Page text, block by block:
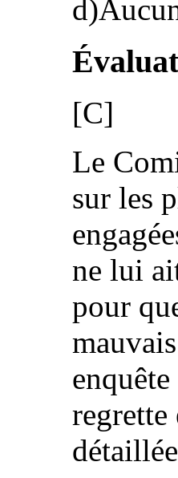
[C]
Le
sur les
ne lui
pour
regrette